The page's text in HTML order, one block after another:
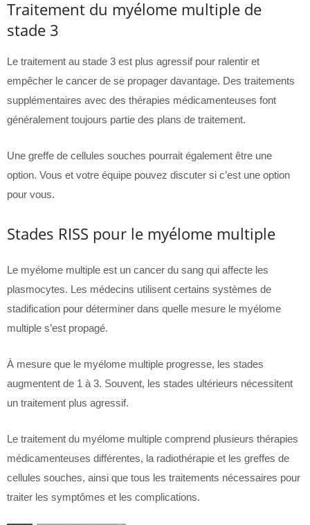
Traitement du myélome multiple de
stade 3
Le traitement au stade 3 est plus agressif pour ralentir et
empêcher le cancer de se propager davantage. Des traitements
supplémentaires avec des thérapies médicamenteuses font
généralement toujours partie des plans de traitement.
Une greffe de cellules souches pourrait également être une
option. Vous et votre équipe pouvez discuter si c’est une option
pour vous.
Stades RISS pour le myélome multiple
Le myélome multiple est un cancer du sang qui affecte les
plasmocytes. Les médecins utilisent certains systèmes de
stadification pour déterminer dans quelle mesure le myélome
multiple s’est propagé.
À mesure que le myélome multiple progresse, les stades
augmentent de 1 à 3. Souvent, les stades ultérieurs nécessitent
un traitement plus agressif.
Le traitement du myélome multiple comprend plusieurs thérapies
médicamenteuses différentes, la radiothérapie et les greffes de
cellules souches, ainsi que tous les traitements nécessaires pour
traiter les symptômes et les complications.